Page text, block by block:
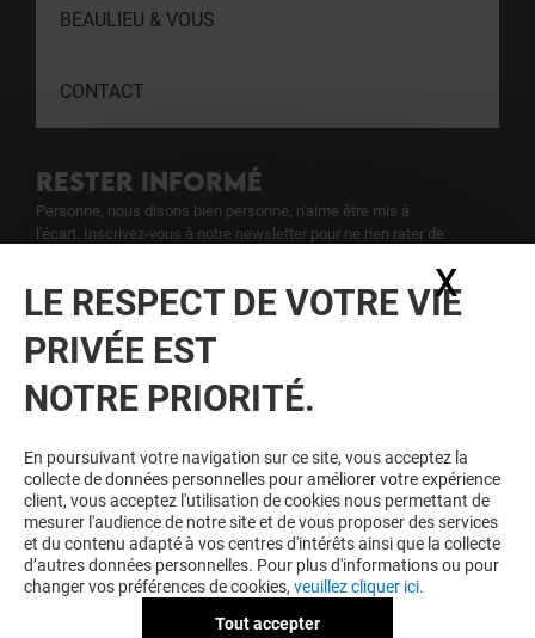
BEAULIEU & VOUS
CONTACT
RESTER INFORMÉ
Personne, nous disons bien personne, n'aime être mis à
l'écart. Inscrivez-vous à notre newsletter pour ne rien rater de
Voir notre politique de protection des
données personelles.
FIDELE
Devenez membre de Beaulieu & Moi pour bénéficier
d'avantages, d'offres et de services exclusifs dans
votre Centre Commercial Beaulieu et chez nos
partenaires.
LE RESPECT DE VOTRE VIE
PRIVÉE EST
NOTRE PRIORITÉ.
En poursuivant votre navigation sur ce site, vous acceptez la
collecte de données personnelles pour améliorer votre expérience
client, vous acceptez l'utilisation de cookies nous permettant de
mesurer l'audience de notre site et de vous proposer des services
et du contenu adapté à vos centres d'intérêts ainsi que la collecte
d’autres données personnelles. Pour plus d'informations ou pour
changer vos préférences de cookies, veuillez cliquer ici.
Tout accepter
X